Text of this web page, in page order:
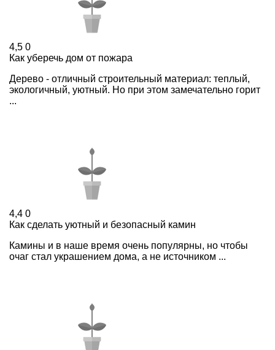
4,5 0
Как уберечь дом от пожара
Дерево - отличный строительный материал: теплый,
экологичный, уютный. Но при этом замечательно горит
...
4,4 0
Как сделать уютный и безопасный камин
Камины и в наше время очень популярны, но чтобы
очаг стал украшением дома, а не источником ...